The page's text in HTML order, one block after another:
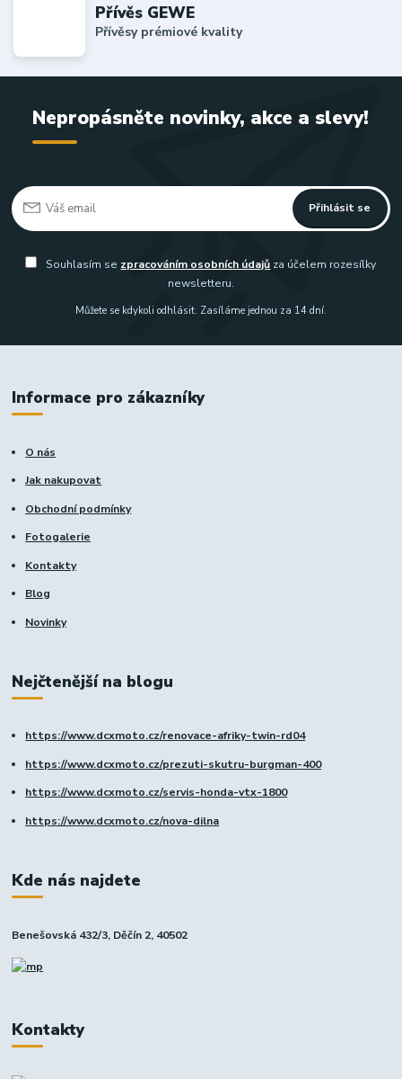
Přívěs GEWE
Přívěsy prémiové kvality
Nepropásněte novinky, akce a slevy!
Přihlásit se
Souhlasím se zpracováním osobních údajů za účelem rozesílky
newsletteru.
Můžete se kdykoli odhlásit. Zasíláme jednou za 14 dní.
Informace pro zákazníky
O nás
Jak nakupovat
Obchodní podmínky
Fotogalerie
Kontakty
Blog
Novinky
Nejčtenější na blogu
https://www.dcxmoto.cz/renovace-afriky-twin-rd04
https://www.dcxmoto.cz/prezuti-skutru-burgman-400
https://www.dcxmoto.cz/servis-honda-vtx-1800
https://www.dcxmoto.cz/nova-dilna
Kde nás najdete
Benešovská 432/3, Děčín 2, 40502
Kontakty